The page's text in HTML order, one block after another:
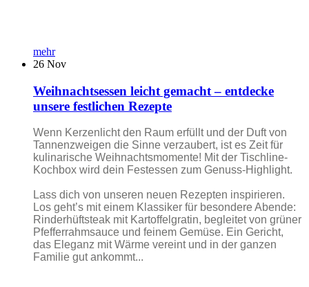
mehr
26 Nov
Weihnachtsessen leicht gemacht – entdecke
unsere festlichen Rezepte
Wenn Kerzenlicht den Raum erfüllt und der Duft von
Tannenzweigen die Sinne verzaubert, ist es Zeit für
kulinarische Weihnachtsmomente! Mit der Tischline-
Kochbox wird dein Festessen zum Genuss-Highlight.
Lass dich von unseren neuen Rezepten inspirieren.
Los geht’s mit einem Klassiker für besondere Abende:
Rinderhüftsteak mit Kartoffelgratin, begleitet von grüner
Pfefferrahmsauce und feinem Gemüse. Ein Gericht,
das Eleganz mit Wärme vereint und in der ganzen
Familie gut ankommt...